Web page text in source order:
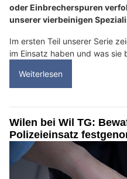
oder Einbrecherspuren
unserer vierbeinigen
Im ersten Teil unserer Serie
im Einsatz haben und was sie
Weiterlesen
Wilen bei Wil TG:
Polizeieinsatz